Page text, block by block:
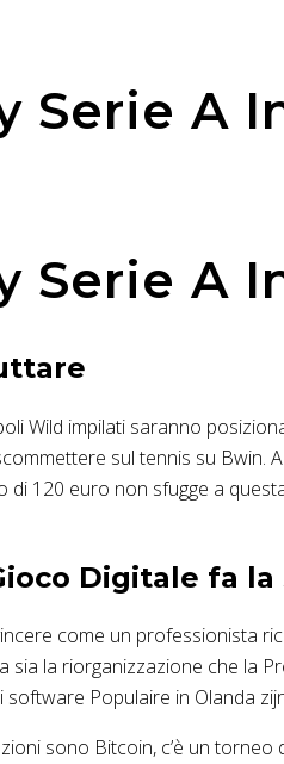
Serie A
Serie A
Wild impilati saranno
sul tennis su
120 euro non sfugge a
Digitale fa
come un professionista
la riorganizzazione che la
Populaire in Olanda
sono Bitcoin, c’è un